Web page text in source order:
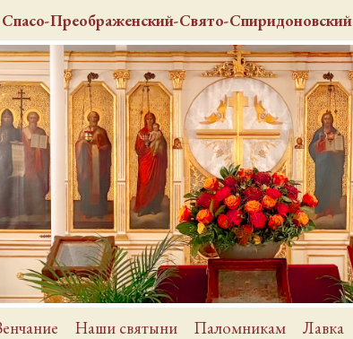
Спасо-Преображенский-Свято-Спиридоновский
Наши святыни Паломникам Лавка